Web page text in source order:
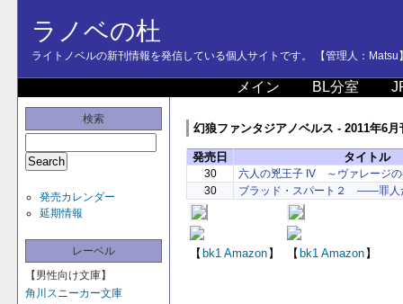
ラノベの杜
ライトノベルの新刊情報を発信している個人サイトです。 【管理人：Matsu
メイン BL分室
検索
発売カレンダー
延期情報
レーベル
【男性向け文庫】
角川スニーカー文庫
幻狼ファンタジアノベルス - 2011年6月
発売日 タイトル
30
六人の兇王子 IV ～ヴァレージ
30
ブラッド・スパート２ ――罪人
【 bk1 Amazon 】 【 bk1 Amazon 】